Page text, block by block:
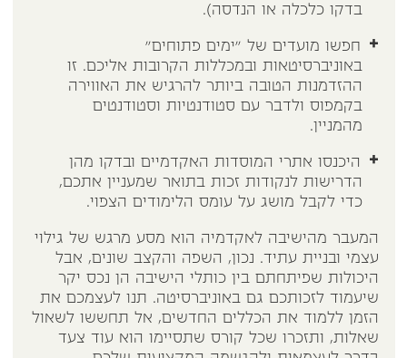
בדקו כלכלה או הנדסה).
חפשו מועדים של "ימים פתוחים"
באוניברסיטאות ובמכללות הקרובות אליכם. זו
ההזדמנות הטובה ביותר להרגיש את האווירה
בקמפוס ולדבר עם סטודנטיות וסטודנטים
מהמניין.
היכנסו אתרי המוסדות האקדמיים ובדקו מהן
הדרישות לנקודות זכות בתואר שמעניין אתכם,
כדי לקבל מושג על עומס הלימודים הצפוי.
המעבר מהישיבה לאקדמיה הוא מסע מרגש של גילוי
עצמי ובניית עתיד. נכון, השפה והקצב שונים, אבל
היכולות שפיתחתם בין כותלי הישיבה הן נכס יקר
שיעמוד לזכותכם גם באוניברסיטה. תנו לעצמכם את
הזמן ללמוד את הכללים החדשים, אל תחששו לשאול
שאלות, ותזכרו שכל קורס שתסיימו הוא עוד צעד